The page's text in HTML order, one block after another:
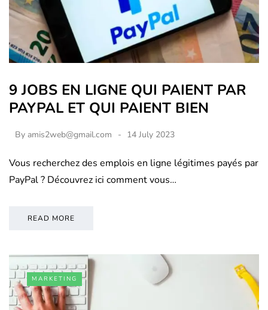
9 JOBS EN LIGNE QUI PAIENT PAR
PAYPAL ET QUI PAIENT BIEN
By amis2web@gmail.com 14 July 2023
Vous recherchez des emplois en ligne légitimes payés par
PayPal ? Découvrez ici comment vous…
READ MORE
MARKETING